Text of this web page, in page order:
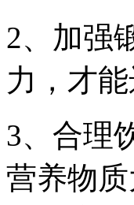
2、加强
力，才
3、合理
营养物